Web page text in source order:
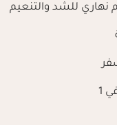
نهاري للشد والتنعيم